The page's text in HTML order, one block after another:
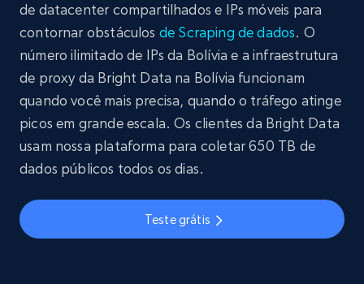
de datacenter compartilhados e IPs móveis para
contornar obstáculos de Scraping de dados. O
número ilimitado de IPs da Bolívia e a infraestrutura
de proxy da Bright Data na Bolívia funcionam
quando você mais precisa, quando o tráfego atinge
picos em grande escala. Os clientes da Bright Data
usam nossa plataforma para coletar 650 TB de
dados públicos todos os dias.
Teste grátis